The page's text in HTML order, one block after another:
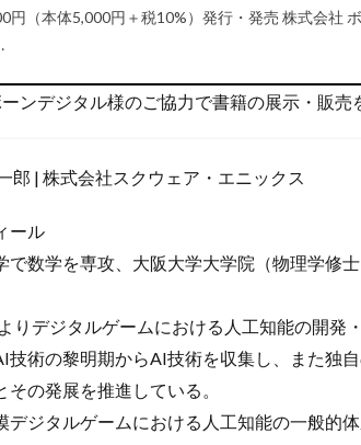
円（本体5,000円＋税10%）発行・発売 株式会社
ンデジタル様のご協力で書籍の展示・販売
郎 | 株式会社スクウェア・エニックス
ール
で数学を専攻、大阪大学大学院（物理学修
りデジタルゲームにおける人工知能の開発
技術の黎明期からAI技術を収集し、また独
その発展を推進している。
デジタルゲームにおける人工知能の一般的